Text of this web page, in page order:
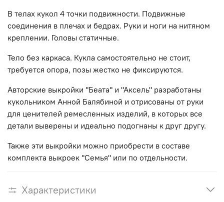
В телах кукол 4 точки подвижности. Подвижные
соединения в плечах и бедрах. Руки и ноги на нитяном
креплении. Головы статичные.
Тело без каркаса. Кукла самостоятельно не стоит,
требуется опора, позы жестко не фиксируются.
Авторские выкройки "Беата" и "Аксель" разработаны
кукольником Анной Балябиной и отрисованы от руки
для ценителей ремесленных изделий, в которых все
детали выверены и идеально подогнаны к друг другу.
Также эти выкройки можно приобрести в составе
комплекта выкроек "Семья" или по отдельности.
Характеристики